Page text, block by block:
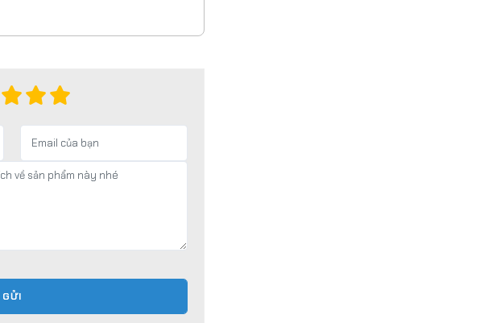
GỬI